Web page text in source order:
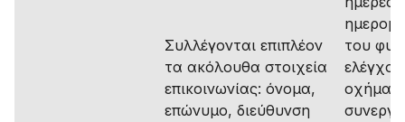
Συλλέγονται επιπλέον
τα ακόλουθα στοιχεία
επικοινωνίας: όνομα,
επώνυμο, διεύθυνση
του